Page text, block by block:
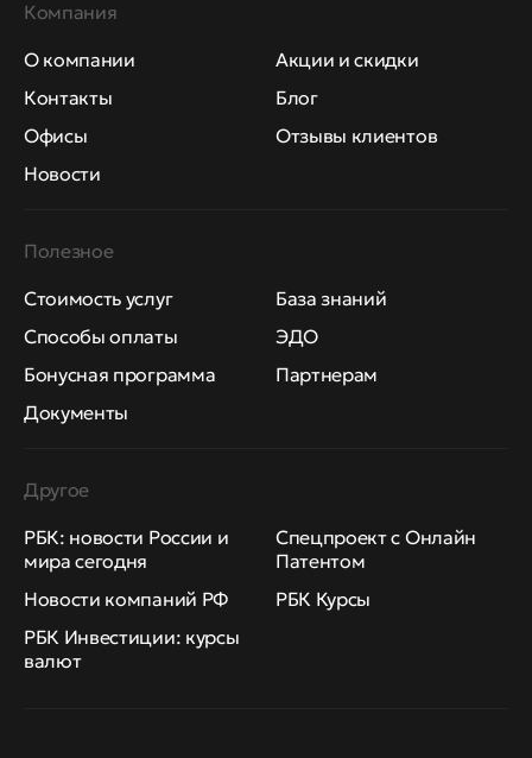
Компания
О компании
Контакты
Офисы
Новости
Акции и скидки
Блог
Отзывы клиентов
Полезное
Стоимость услуг
Способы оплаты
Бонусная программа
Документы
База знаний
ЭДО
Партнерам
Другое
РБК: новости России и
мира сегодня
Новости компаний РФ
РБК Инвестиции: курсы
валют
Спецпроект с Онлайн
Патентом
РБК Курсы